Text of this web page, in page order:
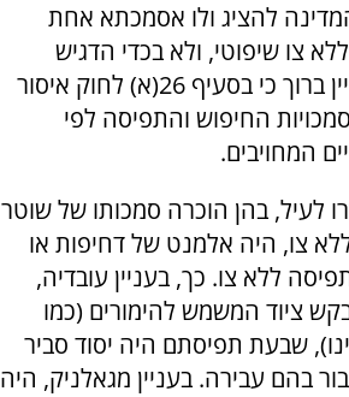
להציג ולו אסמכתא אחת
צו שיפוטי, ולא בכדי הדגיש
השופט נ' הנדל בעניין ברוך כי בסעיף 26(א) לחוק איסור
החיפוש והתפיסה לפי
המחויבים.
לעיל, בהן הוכרה סמכותו של שוטר
צו, היה אלמנט של דחיפות או
ללא צו. כך, בעניין עובדיה,
ציוד המשמש להימורים (כמו
שבעת תפיסתם היה יסוד סביר
בהם עבירה. בעניין מגאלניק, היה